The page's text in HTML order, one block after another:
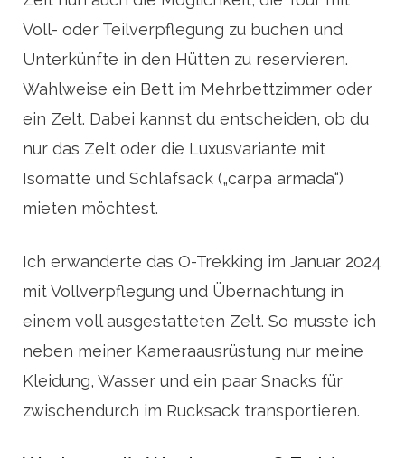
Voll- oder Teilverpflegung zu buchen und
Unterkünfte in den Hütten zu reservieren.
Wahlweise ein Bett im Mehrbettzimmer oder
ein Zelt. Dabei kannst du entscheiden, ob du
nur das Zelt oder die Luxusvariante mit
Isomatte und Schlafsack („carpa armada“)
mieten möchtest.
Ich erwanderte das O-Trekking im Januar 2024
mit Vollverpflegung und Übernachtung in
einem voll ausgestatteten Zelt. So musste ich
neben meiner Kameraausrüstung nur meine
Kleidung, Wasser und ein paar Snacks für
zwischendurch im Rucksack transportieren.